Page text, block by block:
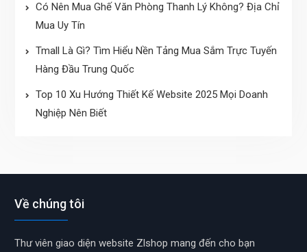
Có Nên Mua Ghế Văn Phòng Thanh Lý Không? Địa Chỉ
Mua Uy Tín
Tmall Là Gì? Tìm Hiểu Nền Tảng Mua Sắm Trực Tuyến
Hàng Đầu Trung Quốc
Top 10 Xu Hướng Thiết Kế Website 2025 Mọi Doanh
Nghiệp Nên Biết
Về chúng tôi
Thư viên giao diện website Zlshop mang đến cho bạn